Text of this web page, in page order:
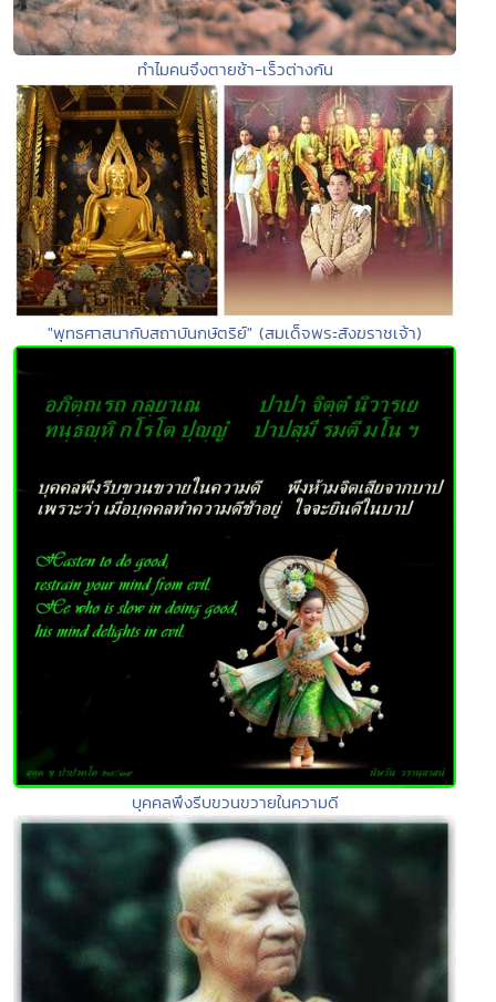
ทำไมคนจึงตายช้า-เร็วต่างกัน
"พุทธศาสนากับสถาบันกษัตริย์" (สมเด็จพระสังฆราชเจ้า)
บุคคลพึงรีบขวนขวายในความดี